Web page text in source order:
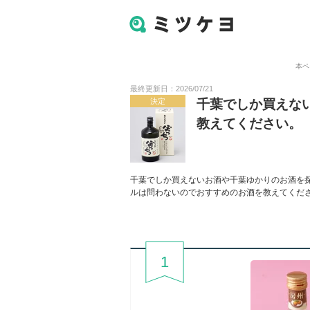
本
最終更新日：2026/07/21
決定
千葉でしか買えな
教えてください。
千葉でしか買えないお酒や千葉ゆかりのお酒
ルは問わないのでおすすめのお酒を教えてくだ
1